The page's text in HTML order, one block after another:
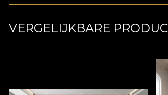
VERGELIJKBARE